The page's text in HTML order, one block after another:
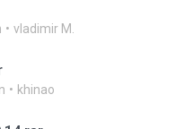
vladimir M.
khinao